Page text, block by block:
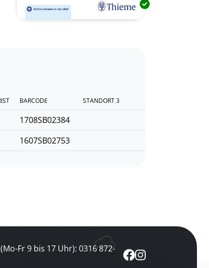
BARCODE STANDORT 3
1708SB02384
1607SB02753
Fr 9 bis 17 Uhr): 0316 872-